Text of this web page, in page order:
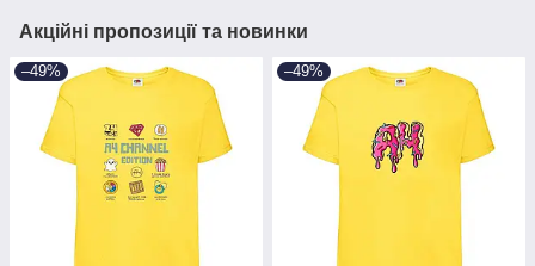
Акційні пропозиції та новинки
–49% –49%